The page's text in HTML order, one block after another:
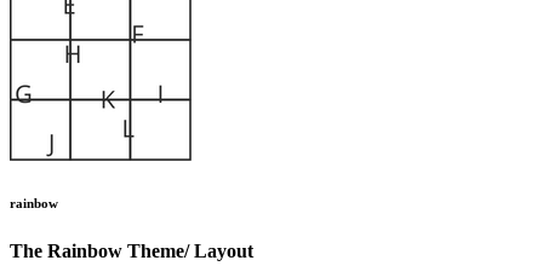
rainbow
The Rainbow Theme/ Layout